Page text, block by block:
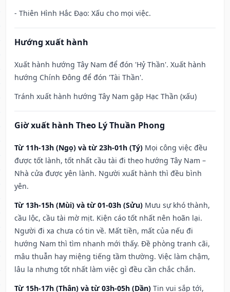
- Thiên Hình Hắc Đạo: Xấu cho mọi việc.
Hướng xuất hành
Xuất hành hướng Tây Nam để đón 'Hỷ Thần'. Xuất hành
hướng Chính Đông để đón 'Tài Thần'.
Tránh xuất hành hướng Tây Nam gặp Hạc Thần (xấu)
Giờ xuất hành Theo Lý Thuần Phong
Từ 11h-13h (Ngọ) và từ 23h-01h (Tý) Mọi công việc đều
được tốt lành, tốt nhất cầu tài đi theo hướng Tây Nam –
Nhà cửa được yên lành. Người xuất hành thì đều bình
yên.
Từ 13h-15h (Mùi) và từ 01-03h (Sửu) Mưu sự khó thành,
cầu lộc, cầu tài mờ mịt. Kiện cáo tốt nhất nên hoãn lại.
Người đi xa chưa có tin về. Mất tiền, mất của nếu đi
hướng Nam thì tìm nhanh mới thấy. Đề phòng tranh cãi,
mâu thuẫn hay miệng tiếng tầm thường. Việc làm chậm,
lâu la nhưng tốt nhất làm việc gì đều cần chắc chắn.
Từ 15h-17h (Thân) và từ 03h-05h (Dần) Tin vui sắp tới,